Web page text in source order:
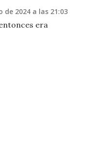
de 2024 a las 21:03
era